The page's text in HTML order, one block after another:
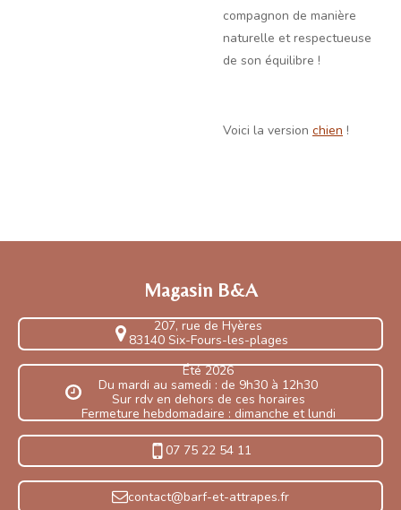
compagnon de manière
naturelle et respectueuse
de son équilibre !
Voici la version chien !
Magasin B&A
207, rue de Hyères
83140 Six-Fours-les-plages
Été 2026
Du mardi au samedi : de 9h30 à 12h30
Sur rdv en dehors de ces horaires
Fermeture hebdomadaire : dimanche et lundi
07 75 22 54 11
contact@barf-et-attrapes.fr